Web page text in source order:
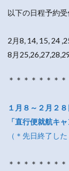
以下の日程予約
2月8, 14, 15, 24
8月
＊＊＊＊＊＊＊
１月８～２月２
「直行便就航キ
（＊先日終了し
＊＊＊＊＊＊＊